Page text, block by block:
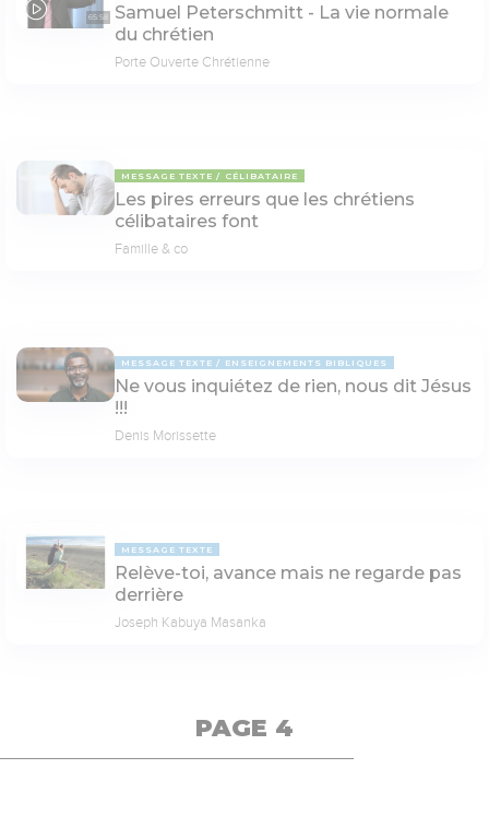
65:58
Samuel Peterschmitt - La vie normale
du chrétien
Porte Ouverte Chrétienne
MESSAGE TEXTE CÉLIBATAIRE
Les pires erreurs que les chrétiens
célibataires font
Famille & co
MESSAGE TEXTE ENSEIGNEMENTS BIBLIQUES
Ne vous inquiétez de rien, nous dit Jésus
!!!
Denis Morissette
MESSAGE TEXTE
Relève-toi, avance mais ne regarde pas
derrière
Joseph Kabuya Masanka
PAGE 4